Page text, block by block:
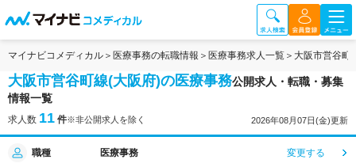
マイナビコメディカル 医療事務の転職情報 医療事務求人一覧 大阪市営谷町
大阪市営谷町線(大阪府)の医療事務公開求人・転職・募集
情報一覧
求人数 11 件※非公開求人を除く 2026年08月07日(金)更新
職種 医療事務 変更する